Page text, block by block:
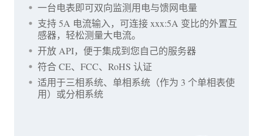
一台电表即可双向监测用电与馈网电量
支持 5A 电流输入，可连接 xxx:5A 变比的外置互
感器，轻松测量大电流。
开放 API，便于集成到您自己的服务器
符合 CE、FCC、RoHS 认证
适用于三相系统、单相系统（作为 3 个单相表使
用）或分相系统